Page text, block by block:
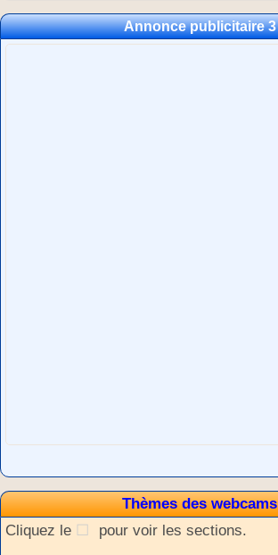
Annonce publicitaire 3
Thèmes des webcams
Cliquez le
pour voir les sections.